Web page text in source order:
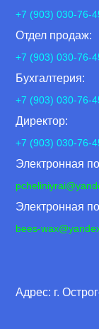
+7 (903) 030-76-
Отдел продаж:
+7 (903) 030-76-
Бухгалтерия:
+7 (903) 030-76-
Директор:
+7 (903) 030-76-
Электронная
pcheliniyrai
Электронная
bees-
Адрес: г.